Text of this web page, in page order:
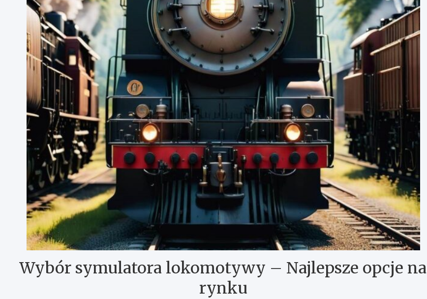
Wybór symulatora lokomotywy – Najlepsze opcje na
rynku